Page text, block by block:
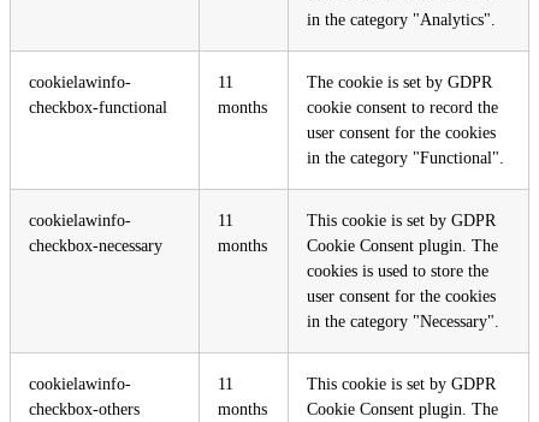
in the category "Analytics".
cookielawinfo-
checkbox-functional
11
months
The cookie is set by GDPR
cookie consent to record the
user consent for the cookies
in the category "Functional".
cookielawinfo-
checkbox-necessary
11
months
This cookie is set by GDPR
Cookie Consent plugin. The
cookies is used to store the
user consent for the cookies
in the category "Necessary".
cookielawinfo-
checkbox-others
11
months
This cookie is set by GDPR
Cookie Consent plugin. The